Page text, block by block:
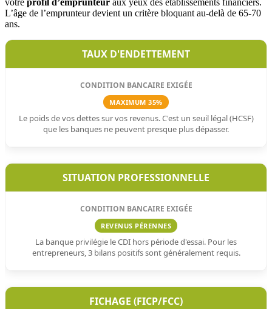
votre profil d’emprunteur aux yeux des établissements financiers.
L’âge de l’emprunteur devient un critère bloquant au-delà de 65-70
ans.
TAUX D'ENDETTEMENT
MAXIMUM 35%
Le poids de vos dettes sur vos revenus. C'est un seuil légal (HCSF)
que les banques ne peuvent presque plus dépasser.
SITUATION PROFESSIONNELLE
REVENUS PÉRENNES
La banque privilégie le CDI hors période d'essai. Pour les
entrepreneurs, 3 bilans positifs sont généralement requis.
FICHAGE (FICP/FCC)